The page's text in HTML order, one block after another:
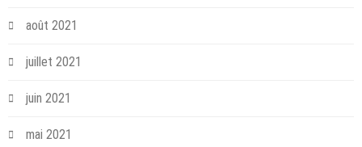
août 2021
juillet 2021
juin 2021
mai 2021